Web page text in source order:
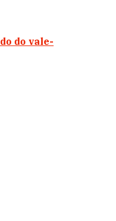
do vale-